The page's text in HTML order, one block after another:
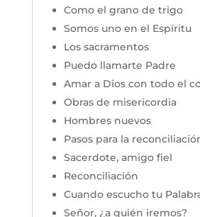
Como el grano de trigo
Somos uno en el Espíritu
Los sacramentos
Puedo llamarte Padre
Amar a Dios con todo el
Obras de misericordia
Hombres nuevos
Pasos para la
Sacerdote, amigo fiel
Reconciliación
Cuando escucho tu
Señor, ¿a quién iremos?